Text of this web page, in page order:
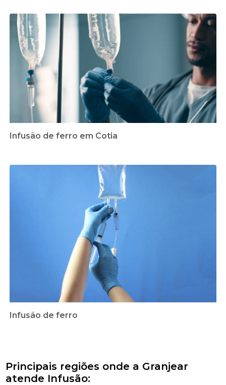
Infusão de ferro em Cotia
Infusão de ferro
Principais regiões onde a Granjear
atende Infusão: